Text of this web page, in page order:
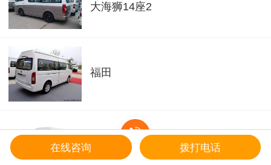
大海狮14座2
福田
福田g7
电话咨询
在线咨询 拨打电话